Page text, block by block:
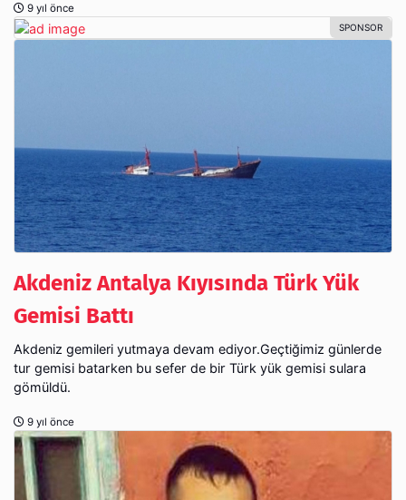
9 yıl önce
Akdeniz Antalya Kıyısında Türk Yük
Gemisi Battı
Akdeniz gemileri yutmaya devam ediyor.Geçtiğimiz günlerde
tur gemisi batarken bu sefer de bir Türk yük gemisi sulara
gömüldü.
9 yıl önce